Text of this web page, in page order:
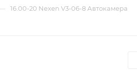
16.00-20 Nexen V3-06-8 Автокамера